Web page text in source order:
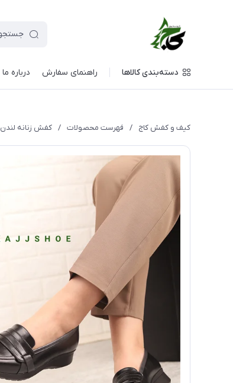
دسته‌بندی کالاها راهنمای سفارش درباره ما
کیف و کفش کاج / فهرست محصولات / کفش زنانه لندن